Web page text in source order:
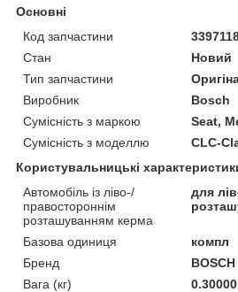
Основні
Код запчастини
Стан
Новий
Тип запчастини
Виробник
Bosch
Сумісність з маркою
Seat,
Сумісність з моделлю
CLC-
Користувальницькі
Автомобіль із ліво-/
правостороннім
розташуванням керма
для
Базова одиниця
компл
Бренд
BOSCH
Вага (кг)
0.30000